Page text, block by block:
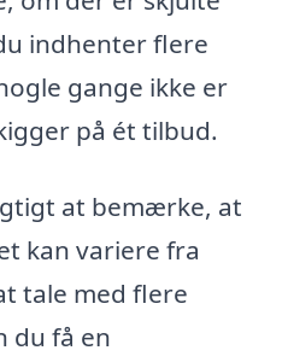
indhenter flere
gange ikke er
på ét tilbud.
at bemærke, at
kan variere fra
tale med flere
du få en